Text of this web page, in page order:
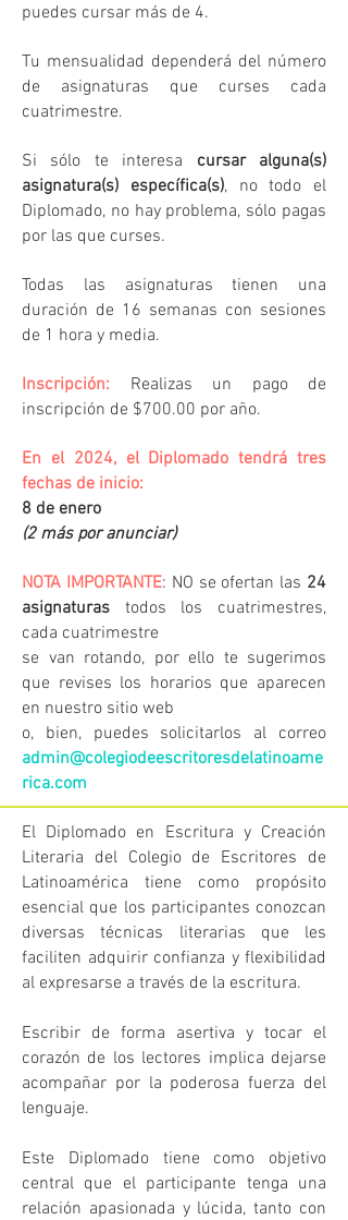
puedes cursar más de 4.
Tu mensualidad dependerá del número
de asignaturas que curses cada
cuatrimestre.
Si sólo te interesa cursar alguna(s)
asignatura(s) específica(s), no todo el
Diplomado, no hay problema, sólo pagas
por las que curses.
Todas las asignaturas tienen una
duración de 16 semanas con sesiones
de 1 hora y media.
Inscripción:
Realizas un pago de
inscripción de $700.00 por año.
En el 2024, el Diplomado tendrá tres
fechas de inicio:
8 de enero
(2 más por anunciar)
NOTA IMPORTANTE: NO se ofertan las 24
asignaturas todos los cuatrimestres,
cada cuatrimestre
se van rotando, por ello te sugerimos
que revises los horarios que aparecen
en nuestro sitio web
o, bien, puedes solicitarlos al correo
admin@colegiodeescritoresdelatinoame
rica.com
El Diplomado en Escritura y Creación
Literaria del Colegio de Escritores de
Latinoamérica tiene como propósito
esencial que los participantes conozcan
diversas técnicas literarias que les
faciliten adquirir confianza y flexibilidad
al expresarse a través de la escritura.
Escribir de forma asertiva y tocar el
corazón de los lectores implica dejarse
acompañar por la poderosa fuerza del
lenguaje.
Este Diplomado tiene como objetivo
central que el participante tenga una
relación apasionada y lúcida, tanto con